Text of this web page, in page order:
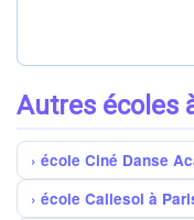
Autres écoles
école Ciné Danse
école Callesol à